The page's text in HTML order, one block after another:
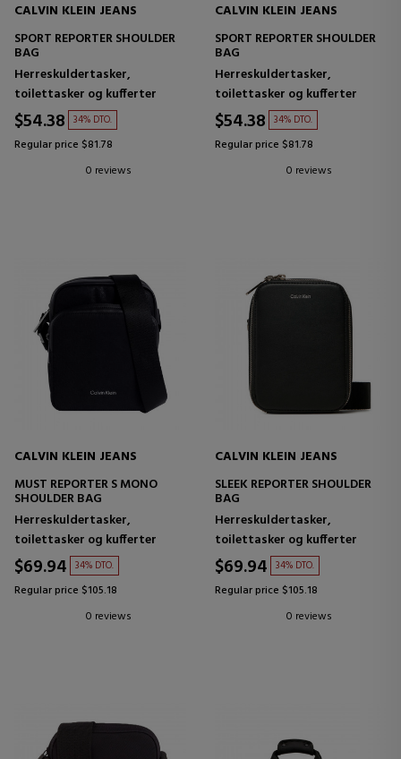
CALVIN KLEIN JEANS
SPORT REPORTER SHOULDER
BAG
Herreskuldertasker,
toilettasker og kufferter
$54.38 34% DTO.
Regular price $81.78
0 reviews
CALVIN KLEIN JEANS
SPORT REPORTER SHOULDER
BAG
Herreskuldertasker,
toilettasker og kufferter
$54.38 34% DTO.
Regular price $81.78
0 reviews
CALVIN KLEIN JEANS
MUST REPORTER S MONO
SHOULDER BAG
Herreskuldertasker,
toilettasker og kufferter
$69.94 34% DTO.
Regular price $105.18
0 reviews
CALVIN KLEIN JEANS
SLEEK REPORTER SHOULDER
BAG
Herreskuldertasker,
toilettasker og kufferter
$69.94 34% DTO.
Regular price $105.18
0 reviews